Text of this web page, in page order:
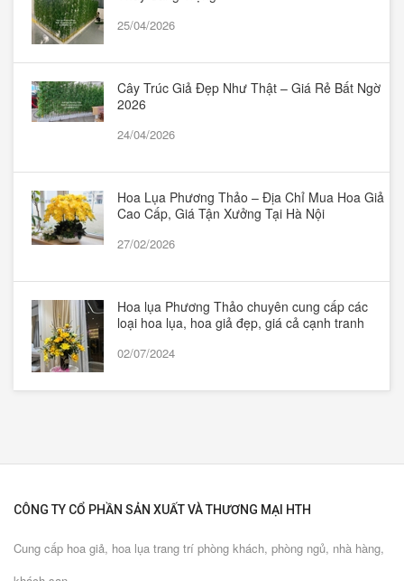
25/04/2026
Cây Trúc Giả Đẹp Như Thật – Giá Rẻ Bất Ngờ
2026
24/04/2026
Hoa Lụa Phương Thảo – Địa Chỉ Mua Hoa Giả
Cao Cấp, Giá Tận Xưởng Tại Hà Nội
27/02/2026
Hoa lụa Phương Thảo chuyên cung cấp các
loại hoa lụa, hoa giả đẹp, giá cả cạnh tranh
02/07/2024
CÔNG TY CỔ PHẦN SẢN XUẤT VÀ THƯƠNG MẠI HTH
Cung cấp hoa giả, hoa lụa trang trí phòng khách, phòng ngủ, nhà hàng,